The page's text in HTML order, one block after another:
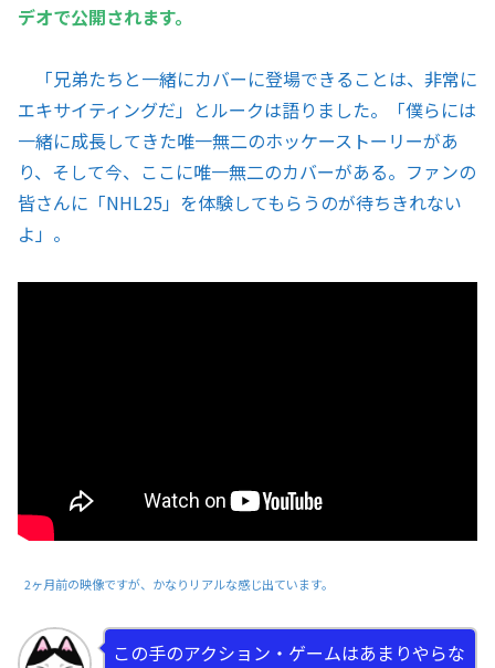
デオで公開されます。
「兄弟たちと一緒にカバーに登場できることは、非常に
エキサイティングだ」とルークは語りました。「僕らには
一緒に成長してきた唯一無二のホッケーストーリーがあ
り、そして今、ここに唯一無二のカバーがある。ファンの
皆さんに「NHL25」を体験してもらうのが待ちきれない
よ」。
2ヶ月前の映像ですが、かなりリアルな感じ出ています。
この手のアクション・ゲームはあまりやらな